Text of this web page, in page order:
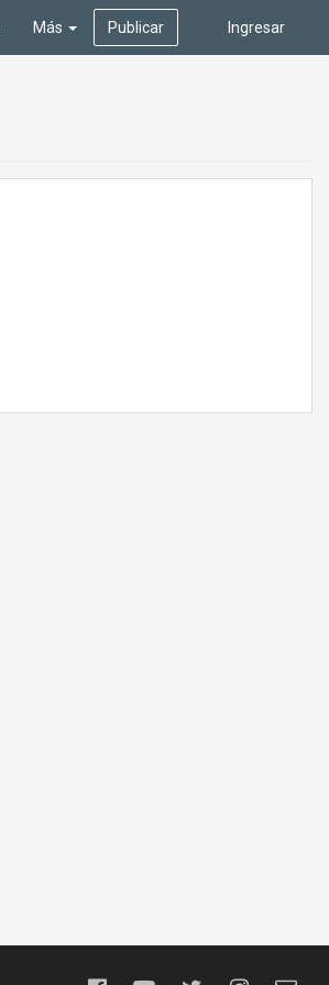
Ingresar
Más Publicar